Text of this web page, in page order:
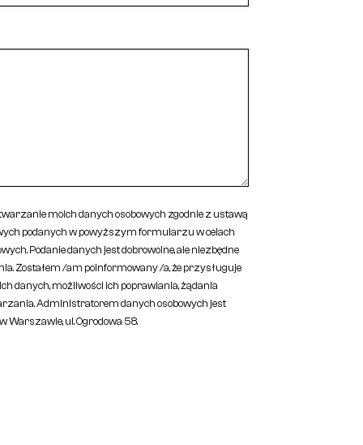
moich danych osobowych zgodnie z ustawą
podanych w powyższym formularzu w celach
Podanie danych jest dobrowolne, ale niezbędne
Zostałem /am poinformowany /a, że przysługuje
danych, możliwości ich poprawiania, żądania
Administratorem danych osobowych jest
Warszawie, ul. Ogrodowa 58.